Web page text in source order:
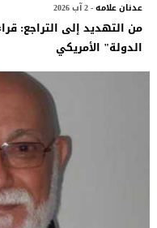
عدنان علامه- 2 آب 2026
​من التهديد إلى التراجع:
الدولة" الأمريكي